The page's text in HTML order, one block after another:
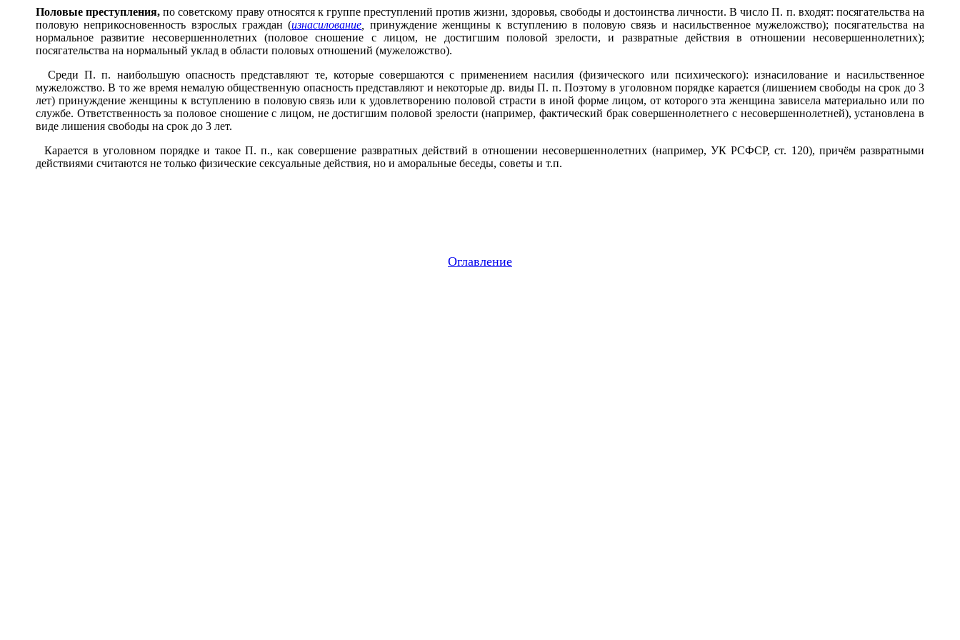
Половые преступления, по советскому праву относятся к группе преступлений против жизни, здоровья, свободы и достоинства личности. В число П. п. входят: посягательства на
половую неприкосновенность взрослых граждан (изнасилование
принуждение женщины к вступлению в половую связь и насильственное мужеложство); посягательства на
нормальное развитие несовершеннолетних (половое сношение с лицом, не достигшим половой зрелости, и развратные действия в отношении несовершеннолетних);
посягательства на нормальный уклад в области половых отношений (мужеложство).
Среди П. п. наибольшую опасность представляют те, которые совершаются с применением насилия (физического или психического): изнасилование и насильственное
мужеложство. В то же время немалую общественную опасность представляют и некоторые др. виды П. п. Поэтому в уголовном порядке карается (лишением свободы на срок до 3
лет) принуждение женщины к вступлению в половую связь или к удовлетворению половой страсти в иной форме лицом, от которого эта женщина зависела материально или по
службе. Ответственность за половое сношение с лицом, не достигшим половой зрелости (например, фактический брак совершеннолетнего с несовершеннолетней), установлена в
виде лишения свободы на срок до 3 лет.
Карается в уголовном порядке и такое П. п., как совершение развратных действий в отношении несовершеннолетних (например, УК РСФСР, ст. 120), причём развратными
действиями считаются не только физические сексуальные действия, но и аморальные беседы, советы и т.п.
Оглавление